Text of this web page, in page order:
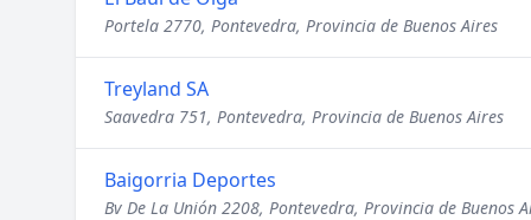
Portela 2770, Pontevedra, Provincia de Buenos Aires
Treyland SA
Saavedra 751, Pontevedra, Provincia de Buenos Aires
Baigorria Deportes
Bv De La Unión 2208, Pontevedra, Provincia de Buenos